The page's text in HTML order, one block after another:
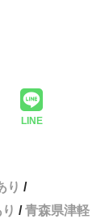
LINE
り
青森県津軽